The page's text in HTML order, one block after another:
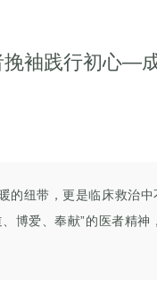
袖践行初心—
的纽带，更是临床救治
、博爱、奉献”的医者精